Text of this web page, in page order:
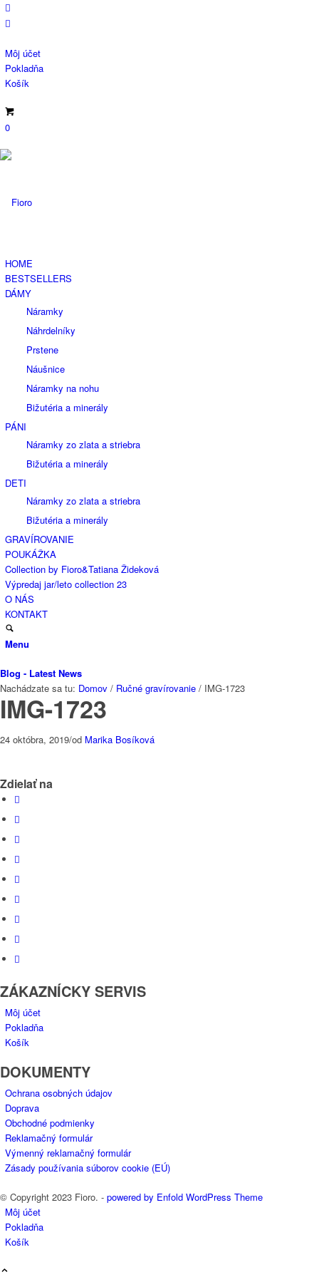
Môj účet
Pokladňa
Košík
0
HOME
BESTSELLERS
DÁMY
Náramky
Náhrdelníky
Prstene
Náušnice
Náramky na nohu
Bižutéria a minerály
PÁNI
Náramky zo zlata a striebra
Bižutéria a minerály
DETI
Náramky zo zlata a striebra
Bižutéria a minerály
GRAVÍROVANIE
POUKÁŽKA
Collection by Fioro&Tatiana Žideková
Výpredaj jar/leto collection 23
O NÁS
KONTAKT
Menu
Blog - Latest News
Nachádzate sa tu: Domov / Ručné gravírovanie / IMG-1723
IMG-1723
24 októbra, 2019/od Marika Bosíková
Zdielať na
ZÁKAZNÍCKY SERVIS
Môj účet
Pokladňa
Košík
DOKUMENTY
Ochrana osobných údajov
Doprava
Obchodné podmienky
Reklamačný formulár
Výmenný reklamačný formulár
Zásady používania súborov cookie (EÚ)
© Copyright 2023 Fioro. - powered by Enfold WordPress Theme
Môj účet
Pokladňa
Košík